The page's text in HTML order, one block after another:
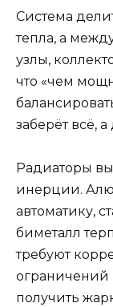
Система
тепла, а
узлы,
что «чем
заберёт всё,
Радиаторы
инерции.
автоматику,
биметалл
требуют
ограничений
получить